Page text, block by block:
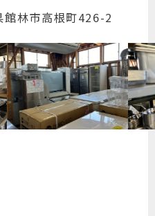
林市高根町426-2